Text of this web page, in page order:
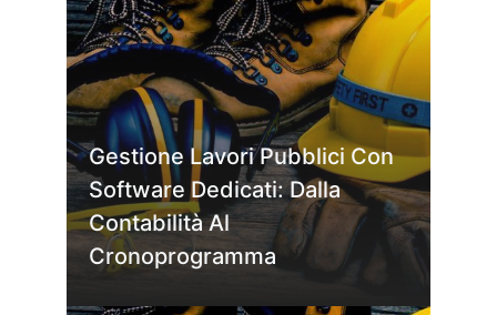
Gestione Lavori Pubblici Con
Software Dedicati: Dalla
Contabilità Al
Cronoprogramma